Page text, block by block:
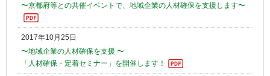
〜京都府等との共催イベントで、地域企業の人材確保を支援します〜
2017年10月25日
〜地域企業の人材確保を支援 〜
「人材確保・定着セミナー」を開催します！